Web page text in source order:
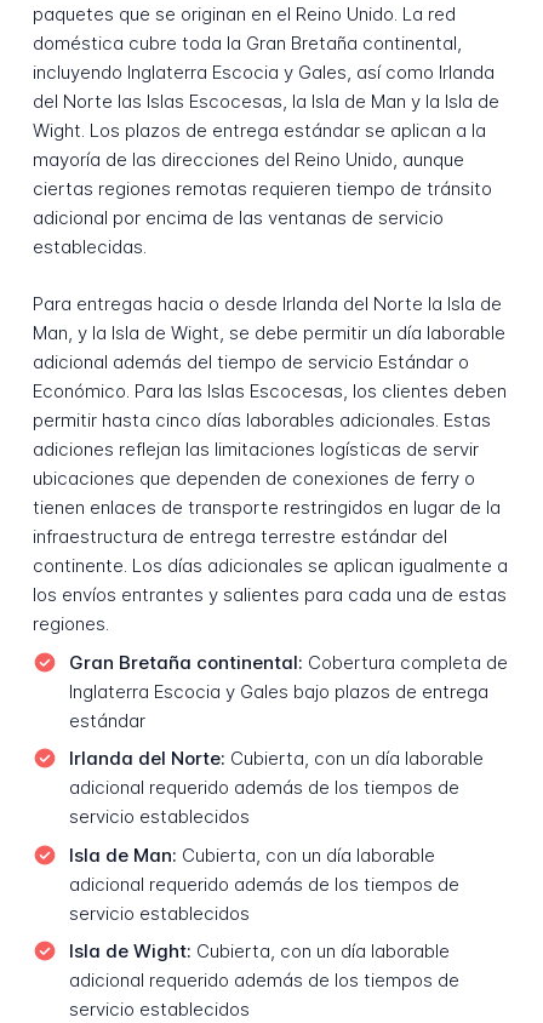
paquetes que se originan en el Reino Unido. La red
doméstica cubre toda la Gran Bretaña continental,
incluyendo Inglaterra Escocia y Gales, así como Irlanda
del Norte las Islas Escocesas, la Isla de Man y la Isla de
Wight. Los plazos de entrega estándar se aplican a la
mayoría de las direcciones del Reino Unido, aunque
ciertas regiones remotas requieren tiempo de tránsito
adicional por encima de las ventanas de servicio
establecidas.
Para entregas hacia o desde Irlanda del Norte la Isla de
Man, y la Isla de Wight, se debe permitir un día laborable
adicional además del tiempo de servicio Estándar o
Económico. Para las Islas Escocesas, los clientes deben
permitir hasta cinco días laborables adicionales. Estas
adiciones reflejan las limitaciones logísticas de servir
ubicaciones que dependen de conexiones de ferry o
tienen enlaces de transporte restringidos en lugar de la
infraestructura de entrega terrestre estándar del
continente. Los días adicionales se aplican igualmente a
los envíos entrantes y salientes para cada una de estas
regiones.
Gran Bretaña continental: Cobertura completa de
Inglaterra Escocia y Gales bajo plazos de entrega
estándar
Irlanda del Norte: Cubierta, con un día laborable
adicional requerido además de los tiempos de
servicio establecidos
Isla de Man: Cubierta, con un día laborable
adicional requerido además de los tiempos de
servicio establecidos
Isla de Wight: Cubierta, con un día laborable
adicional requerido además de los tiempos de
servicio establecidos